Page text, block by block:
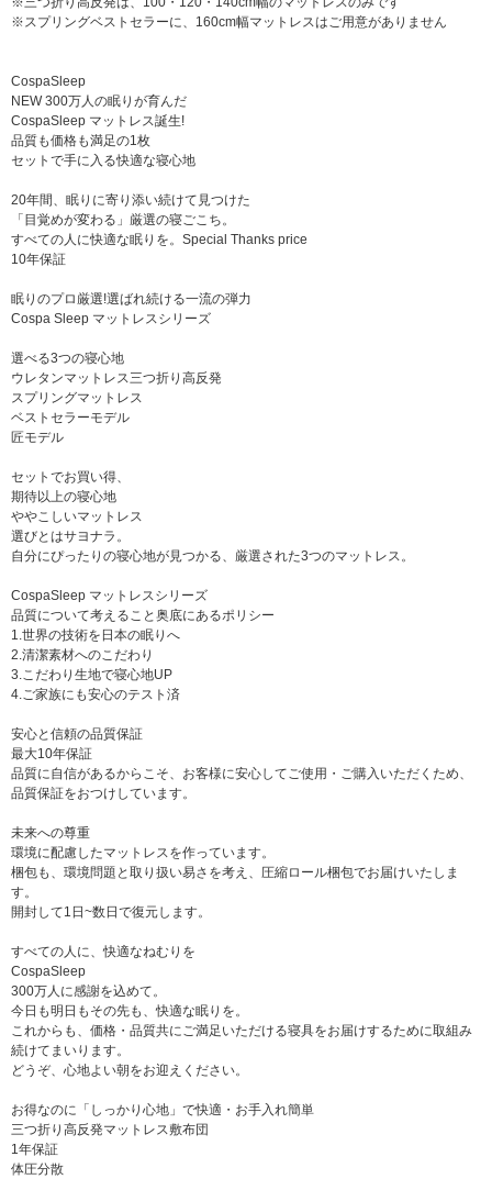
※スプリングベストセラーに、160cm幅マットレスはご用意がありません
CospaSleep
NEW 300万人の眠りが育んだ
CospaSleep マットレス誕生!
品質も価格も満足の1枚
セットで手に入る快適な寝心地
20年間、眠りに寄り添い続けて見つけた
「目覚めが変わる」厳選の寝ごこち。
すべての人に快適な眠りを。Special Thanks price
10年保証
眠りのプロ厳選!選ばれ続ける一流の弾力
Cospa Sleep マットレスシリーズ
選べる3つの寝心地
ウレタンマットレス三つ折り高反発
スプリングマットレス
ベストセラーモデル
匠モデル
セットでお買い得、
期待以上の寝心地
ややこしいマットレス
選びとはサヨナラ。
自分にぴったりの寝心地が見つかる、厳選された3つのマットレス。
CospaSleep マットレスシリーズ
品質について考えること奥底にあるポリシー
1.世界の技術を日本の眠りへ
2.清潔素材へのこだわり
3.こだわり生地で寝心地UP
4.ご家族にも安心のテスト済
安心と信頼の品質保証
最大10年保証
品質に自信があるからこそ、お客様に安心してご使用・ご購入いただくため、
品質保証をおつけしています。
未来への尊重
環境に配慮したマットレスを作っています。
梱包も、環境問題と取り扱い易さを考え、圧縮ロール梱包でお届けいたしま
す。
開封して1日~数日で復元します。
すべての人に、快適なねむりを
CospaSleep
300万人に感謝を込めて。
今日も明日もその先も、快適な眠りを。
これからも、価格・品質共にご満足いただける寝具をお届けするために取組み
続けてまいります。
どうぞ、心地よい朝をお迎えください。
お得なのに「しっかり心地」で快適・お手入れ簡単
三つ折り高反発マットレス敷布団
1年保証
体圧分散